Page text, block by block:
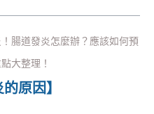
腸道發炎怎麼辦？應該如何預
大整理！
原因】